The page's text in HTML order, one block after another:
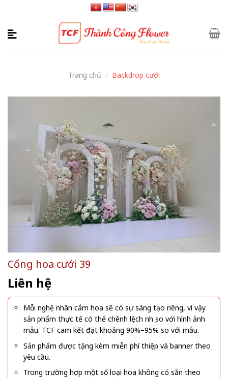
content
Trang chủ / Backdrop cưới
Cổng hoa cưới 39
Liên hệ
Mỗi nghệ nhân cắm hoa sẽ có sự sáng tạo riêng, vì vậy
sản phẩm thực tế có thể chênh lệch nhẹ so với hình ảnh
mẫu. TCF cam kết đạt khoảng 90%–95% so với mẫu.
Sản phẩm được tặng kèm miễn phí thiệp và banner theo
yêu cầu.
Trong trường hợp một số loại hoa không có sẵn theo